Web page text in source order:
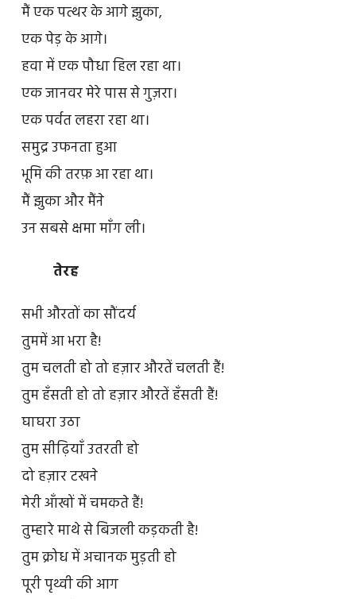
मैं एक पत्थर के आगे झुका,
एक पेड़ के आगे।
हवा में एक पौधा हिल रहा था।
एक जानवर मेरे पास से गुज़रा।
एक पर्वत लहरा रहा था।
समुद्र उफनता हुआ
भूमि की तरफ़ आ रहा था।
मैं झुका और मैंने
उन सबसे क्षमा माँग ली।
तेरह
सभी औरतों का सौंदर्य
तुममें आ भरा है!
तुम चलती हो तो हज़ार औरतें चलती हैं!
तुम हँसती हो तो हज़ार औरतें हँसती हैं!
घाघरा उठा
तुम सीढ़ियाँ उतरती हो
दो हज़ार टखने
मेरी आँखों में चमकते हैं!
तुम्हारे माथे से बिजली कड़कती है!
तुम क्रोध में अचानक मुड़ती हो
पूरी पृथ्वी की आग